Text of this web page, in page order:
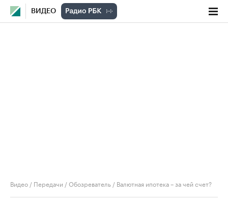
ВИДЕО
Видео / Передачи /Обозреватель / Валютная ипотека – за чей счет?